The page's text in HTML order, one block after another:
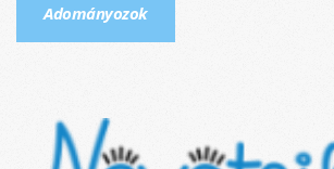
Adományozok